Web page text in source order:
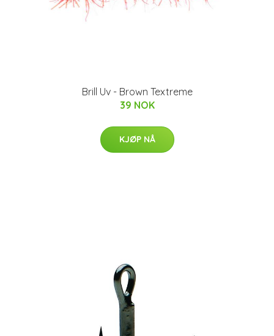
Brill Uv - Brown Textreme
39 NOK
KJØP NÅ